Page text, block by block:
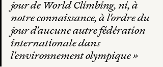
jour de World Climbing, ni, à
notre connaissance, à l'ordre du
jour d'aucune autre fédération
internationale dans
l'environnement olympique »